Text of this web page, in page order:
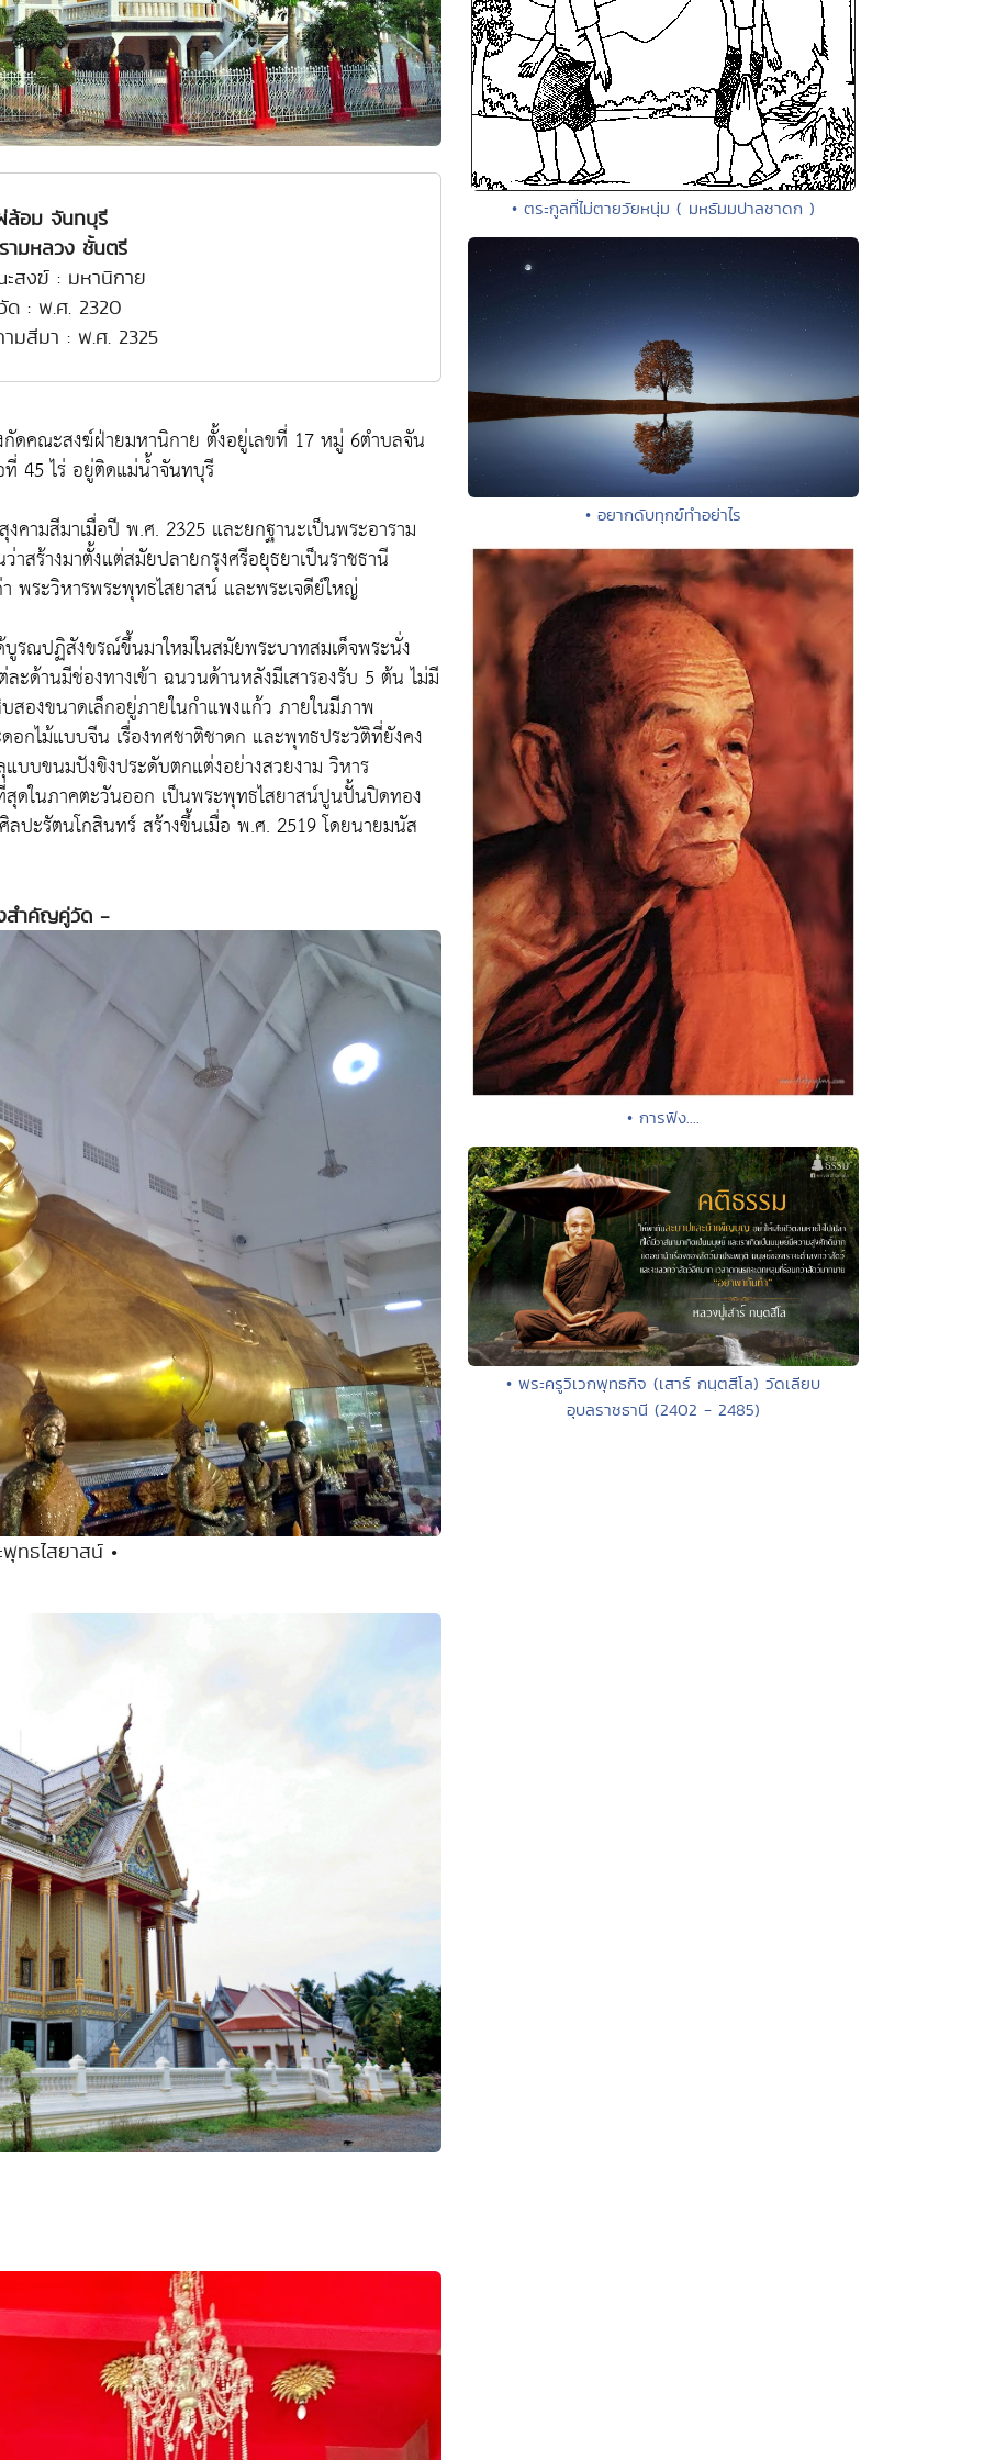
ล้อม จันทบุรี
ามหลวง ชั้นตรี
สงฆ์ : มหานิกาย
ด : พ.ศ. 2320
มสีมา : พ.ศ. 2325
ดคณะสงฆ์ฝ่ายมหานิกาย ตั้งอยู่เลขที่ 17 หมู่ 6ตำบลจัน
45 ไร่ อยู่ติดแม่น้ำจันทบุรี
คามสีมาเมื่อปี พ.ศ. 2325 และยกฐานะเป็นพระอาราม
ร้างมาตั้งแต่สมัยปลายกรุงศรีอยุธยาเป็นราชธานี
พระวิหารพระพุทธไสยาสน์ และพระเจดีย์ใหญ่
บูรณปฏิสังขรณ์ขึ้นมาใหม่ในสมัยพระบาทสมเด็จพระนั่ง
ด้านมีช่องทางเข้า ฉนวนด้านหลังมีเสารองรับ 5 ต้น ไม่มี
สองขนาดเล็กอยู่ภายในกำแพงแก้ว ภายในมีภาพ
อกไม้แบบจีน เรื่องทศชาติชาดก และพุทธประวัติที่ยังคง
บขนมปังขิงประดับตกแต่งอย่างสวยงาม วิหาร
ดในภาคตะวันออก เป็นพระพุทธไสยาสน์ปูนปั้นปิดทอง
ปะรัตนโกสินทร์ สร้างขึ้นเมื่อ พ.ศ. 2519 โดยนายมนัส
ำคัญคู่วัด -
ทธไสยาสน์ •
• ตระกูลที่ไม่ตายวัยหนุ่ม ( มหธัมมปาลชาดก )
• อยากดับทุกข์ทำอย่าไร
• การฟัง....
• พระครูวิเวกพุทธกิจ (เสาร์ กนฺตสีโล) วัดเลียบ
อุบลราชธานี (2402 - 2485)